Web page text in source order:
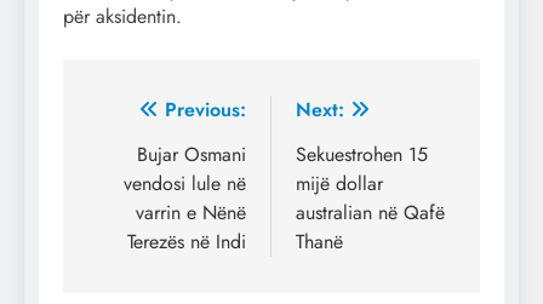
për aksidentin.
Post
navigation
Previous:
Bujar Osmani
vendosi lule në
varrin e Nënë
Terezës në Indi
Next:
Sekuestrohen 15
mijë dollar
australian në Qafë
Thanë